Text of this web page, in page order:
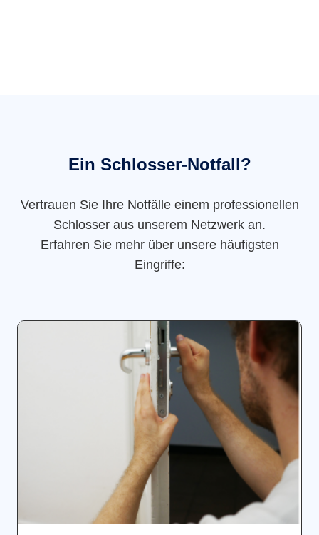
Ein Schlosser-Notfall?
Vertrauen Sie Ihre Notfälle einem professionellen
Schlosser aus unserem Netzwerk an.
Erfahren Sie mehr über unsere häufigsten
Eingriffe: